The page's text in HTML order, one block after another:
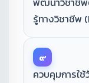
รู้ทางวิชาชีพ
๙
ควบคุมการใ